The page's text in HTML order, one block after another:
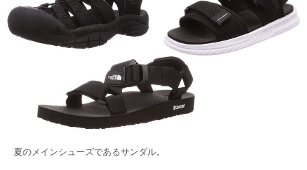
夏のメインシューズであるサンダル。